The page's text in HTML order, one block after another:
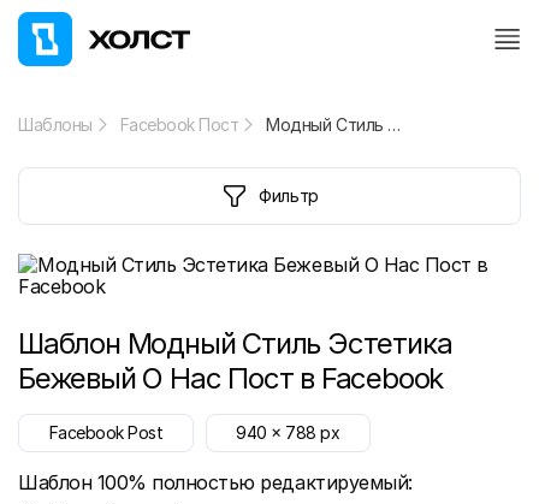
Шаблоны Facebook Пост Модный Стиль Эстетика Бежевый О Нас Пост в Facebook
Фильтр
Шаблон Модный Стиль Эстетика
Бежевый О Нас Пост в Facebook
Facebook Post 940 x 788 px
Шаблон 100% полностью редактируемый: